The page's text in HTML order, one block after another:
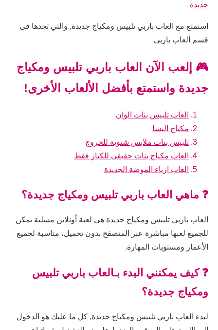
جديدة
استمتع مع العاب باربي تلبيس ومكياج جديدة, والتي تجدها فى
قسم ألعاب باربي
🎮 إلعب الآن العاب باربي تلبيس ومكياج
جديدة واستمتع بأفضل الألعاب الأخرى!
العاب تلبيس بنات الوان
مكياج اليسا
تلبيس بنات ملابس شتوية للخروج
العاب مكياج بنات حقيقي للكبار فقط
العاب ازياء الموضة الجديدة
❓ ماهي العاب باربي تلبيس ومكياج جديدة؟
العاب باربي تلبيس ومكياج جديدة هي لعبة أونلاين مسلية يمكن
للجميع لعبها مباشرة عبر المتصفح بدون تحميل، مناسبة لجميع
الأعمار ومستويات المهارة.
❓ كيف يمكنني البدء بـالعاب باربي تلبيس
ومكياج جديدة؟
لبدء العاب باربي تلبيس ومكياج جديدة, كل ما عليك هو الدخول